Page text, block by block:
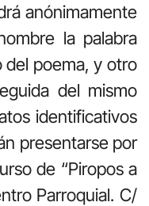
anónimamente
la palabra
del poema, y otro
del mismo
identificativos
presentarse por
de “Piropos a
Parroquial. C/